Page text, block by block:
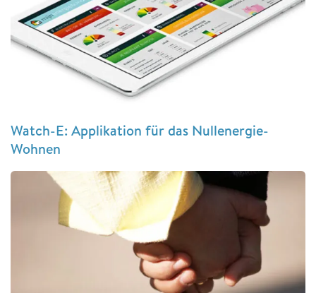
Watch-E: Applikation für das Nullenergie-
Wohnen